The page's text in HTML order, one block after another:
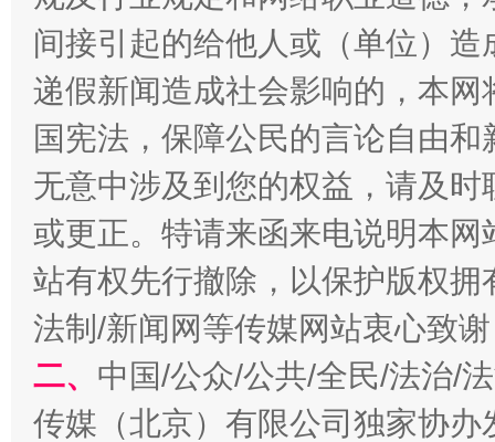
千年窑火 生生不息 一
揭开“小金库”的免责幌子
间接引起的给他人或（单位）
递假新闻造成社会影响的，本
国宪法，保障公民的言论自由
无意中涉及到您的权益，请及
或更正。特请来函来电说明本
站有权先行撤除，以保护版权
法制/新闻网等传媒网站衷心致
二、 中国/公众/公共/全民/法治/
传媒（北京）有限公司独家协